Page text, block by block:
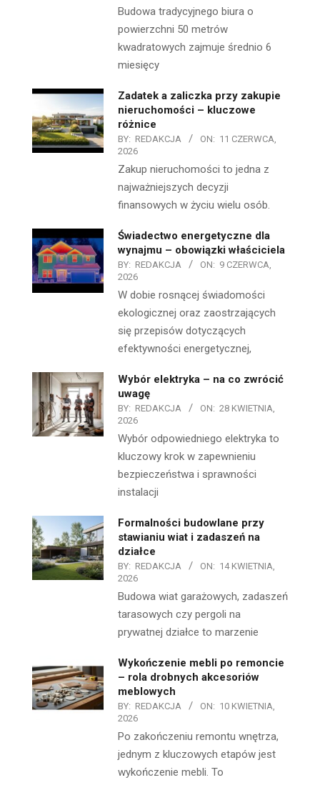
Budowa tradycyjnego biura o
powierzchni 50 metrów
kwadratowych zajmuje średnio 6
miesięcy
Zadatek a zaliczka przy zakupie
nieruchomości – kluczowe
różnice
BY: REDAKCJA ON: 11 CZERWCA,
2026
Zakup nieruchomości to jedna z
najważniejszych decyzji
finansowych w życiu wielu osób.
Świadectwo energetyczne dla
wynajmu – obowiązki właściciela
BY: REDAKCJA ON: 9 CZERWCA,
2026
W dobie rosnącej świadomości
ekologicznej oraz zaostrzających
się przepisów dotyczących
efektywności energetycznej,
Wybór elektryka – na co zwrócić
uwagę
BY: REDAKCJA ON: 28 KWIETNIA,
2026
Wybór odpowiedniego elektryka to
kluczowy krok w zapewnieniu
bezpieczeństwa i sprawności
instalacji
Formalności budowlane przy
stawianiu wiat i zadaszeń na
działce
BY: REDAKCJA ON: 14 KWIETNIA,
2026
Budowa wiat garażowych, zadaszeń
tarasowych czy pergoli na
prywatnej działce to marzenie
Wykończenie mebli po remoncie
– rola drobnych akcesoriów
meblowych
BY: REDAKCJA ON: 10 KWIETNIA,
2026
Po zakończeniu remontu wnętrza,
jednym z kluczowych etapów jest
wykończenie mebli. To